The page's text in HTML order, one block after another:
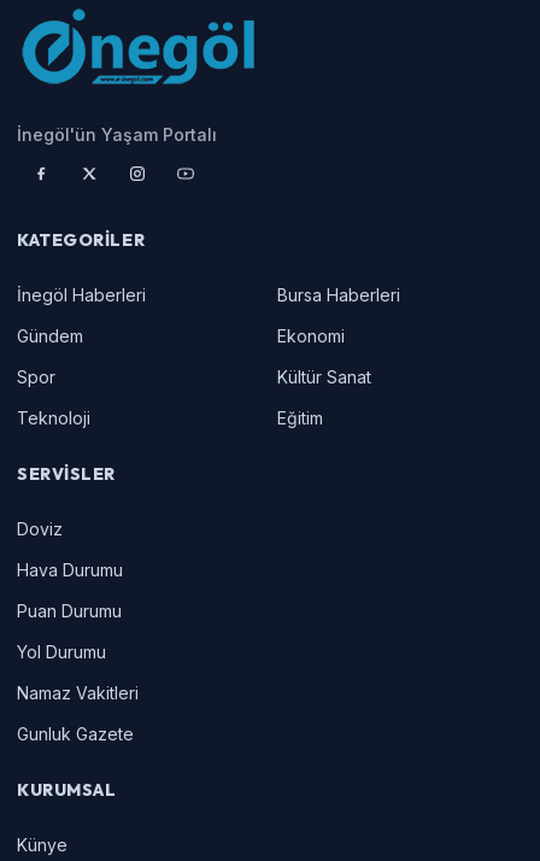
İnegöl'ün Yaşam Portalı
KATEGORILER
İnegöl Haberleri
Bursa Haberleri
Gündem
Ekonomi
Spor
Kültür Sanat
Teknoloji
Eğitim
SERVISLER
Doviz
Hava Durumu
Puan Durumu
Yol Durumu
Namaz Vakitleri
Gunluk Gazete
KURUMSAL
Künye